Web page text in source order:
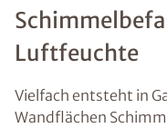
Luftfeuchte
Vielfach entsteht in
Wandflächen